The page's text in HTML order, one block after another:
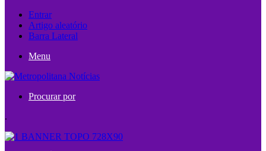
Entrar
Artigo aleatório
Barra Lateral
Menu
Procurar por
.